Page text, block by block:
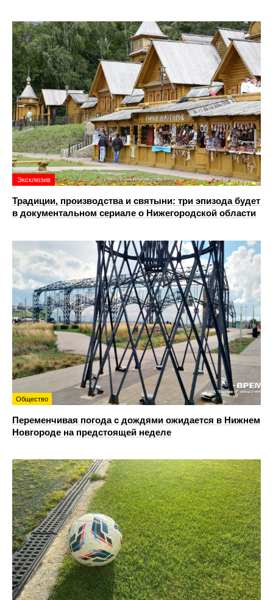
Эксклюзив
Традиции, производства и святыни: три эпизода будет
в документальном сериале о Нижегородской области
Общество
Переменчивая погода с дождями ожидается в Нижнем
Новгороде на предстоящей неделе